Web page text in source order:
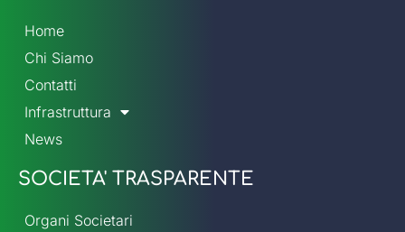
Home
Chi Siamo
Contatti
Infrastruttura
News
SOCIETA' TRASPARENTE
Organi Societari